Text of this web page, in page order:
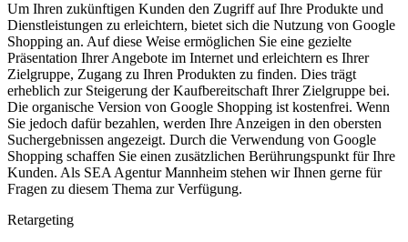
Um Ihren zukünftigen Kunden den Zugriff auf Ihre Produkte und
Dienstleistungen zu erleichtern, bietet sich die Nutzung von Google
Shopping an. Auf diese Weise ermöglichen Sie eine gezielte
Präsentation Ihrer Angebote im Internet und erleichtern es Ihrer
Zielgruppe, Zugang zu Ihren Produkten zu finden. Dies trägt
erheblich zur Steigerung der Kaufbereitschaft Ihrer Zielgruppe bei.
Die organische Version von Google Shopping ist kostenfrei. Wenn
Sie jedoch dafür bezahlen, werden Ihre Anzeigen in den obersten
Suchergebnissen angezeigt. Durch die Verwendung von Google
Shopping schaffen Sie einen zusätzlichen Berührungspunkt für Ihre
Kunden. Als SEA Agentur Mannheim stehen wir Ihnen gerne für
Fragen zu diesem Thema zur Verfügung.
Retargeting